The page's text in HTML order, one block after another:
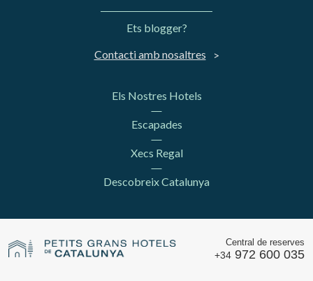
Ets blogger?
Contacti amb nosaltres
Els Nostres Hotels
Escapades
Xecs Regal
Descobreix Catalunya
Central de reserves
+34 972 600 035